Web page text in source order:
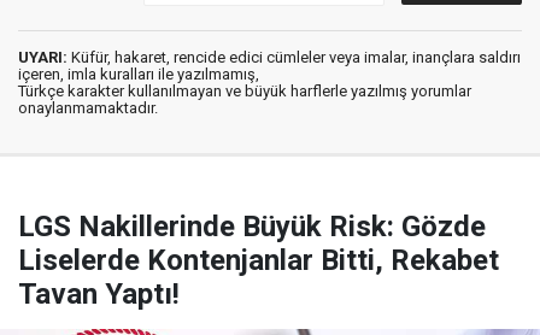
UYARI: Küfür, hakaret, rencide edici cümleler veya imalar, inançlara saldırı
içeren, imla kuralları ile yazılmamış,
Türkçe karakter kullanılmayan ve büyük harflerle yazılmış yorumlar
onaylanmamaktadır.
LGS Nakillerinde Büyük Risk: Gözde
Liselerde Kontenjanlar Bitti, Rekabet
Tavan Yaptı!